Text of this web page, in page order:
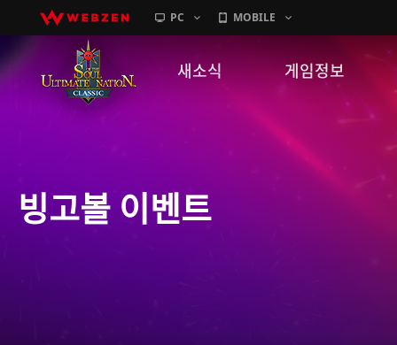
PC MOBILE
새소식
GM노트
게임정보
캐릭터소개
하임 상점 이벤트